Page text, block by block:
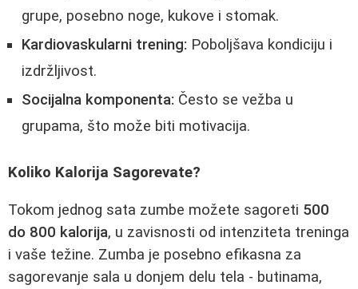
grupe, posebno noge, kukove i stomak.
Kardiovaskularni trening: Poboljšava kondiciju i
izdržljivost.
Socijalna komponenta: Često se vežba u
grupama, što može biti motivacija.
Koliko Kalorija Sagorevate?
Tokom jednog sata zumbe možete sagoreti 500
do 800 kalorija, u zavisnosti od intenziteta treninga
i vaše težine. Zumba je posebno efikasna za
sagorevanje sala u donjem delu tela - butinama,